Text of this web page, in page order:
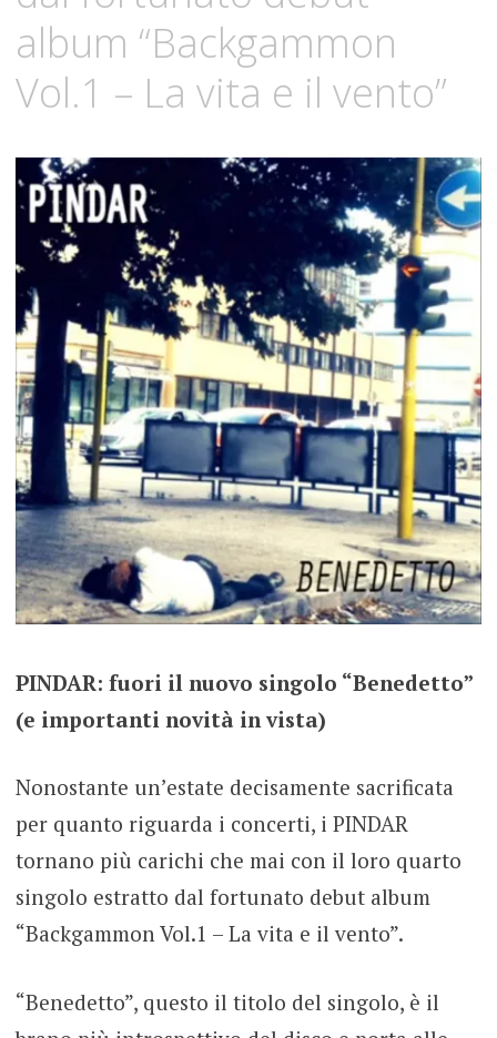
album “Backgammon
Vol.1 – La vita e il vento”
PINDAR: fuori il nuovo singolo “Benedetto”
(e importanti novità in vista)
Nonostante un’estate decisamente sacrificata
per quanto riguarda i concerti, i PINDAR
tornano più carichi che mai con il loro quarto
singolo estratto dal fortunato debut album
“Backgammon Vol.1 – La vita e il vento”.
“Benedetto”, questo il titolo del singolo, è il